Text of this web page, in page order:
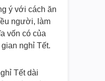
ý với cách ăn
người, làm
vốn có của
nghỉ Tết.
Tết dài